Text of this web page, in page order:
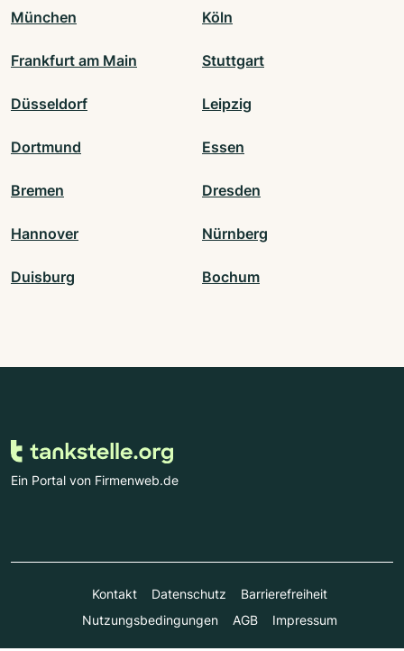
München Köln
Frankfurt am Main Stuttgart
Düsseldorf Leipzig
Dortmund Essen
Bremen Dresden
Hannover Nürnberg
Duisburg Bochum
Ein Portal von Firmenweb.de
Kontakt Datenschutz
Barrierefreiheit
Nutzungsbedingungen
AGB Impressum